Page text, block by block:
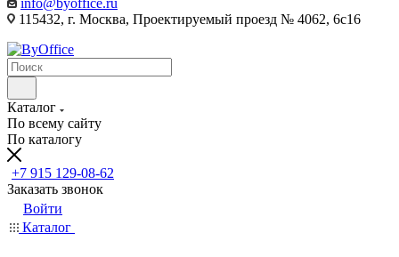
info@byoffice.ru
115432, г. Москва, Проектируемый проезд № 4062, 6с16
Каталог
По всему сайту
По каталогу
+7 915 129-08-62
Заказать звонок
Войти
Каталог